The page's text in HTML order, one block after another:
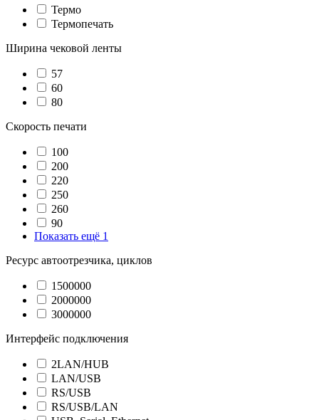
Термо
Термопечать
Ширина чековой ленты
57
60
80
Скорость печати
100
200
220
250
260
90
Показать ещё 1
Ресурс автоотрезчика, циклов
1500000
2000000
3000000
Интерфейс подключения
2LAN/HUB
LAN/USB
RS/USB
RS/USB/LAN